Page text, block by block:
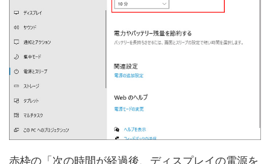
赤枠の「次の時間が経過後、ディスプレイの電源を